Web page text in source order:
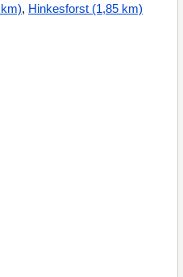
, Hinkesforst (1,85 km)